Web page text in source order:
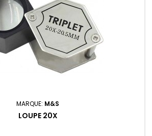
MARQUE: M&S
LOUPE 20X